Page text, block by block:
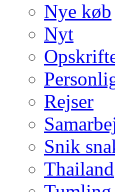
Nye køb
Nyt
Rejser
Snik
Thailand